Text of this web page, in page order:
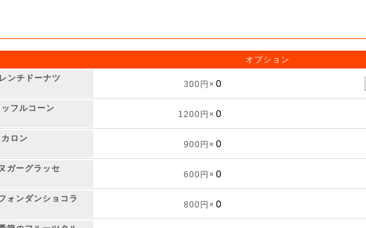
オプション
ンチドーナツ
300円×
ッフルコーン
1200円×
カロン
900円×
ヌガーグラッセ
600円×
ォンダンショコラ
800円×